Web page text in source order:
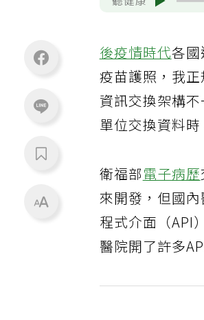
後疫情時代各
疫苗護照，我
資訊交換架構
單位交換資料時
衛福部電子病歷
來開發，但國
程式介面（API
醫院開了許多